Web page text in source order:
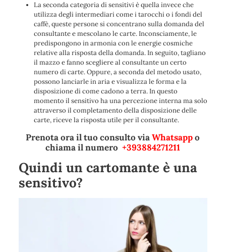
La seconda categoria di sensitivi è quella invece che
utilizza degli intermediari come i tarocchi o i fondi del
caffè, queste persone si concentrano sulla domanda del
consultante e mescolano le carte. Inconsciamente, le
predispongono in armonia con le energie cosmiche
relative alla risposta della domanda. In seguito, tagliano
il mazzo e fanno scegliere al consultante un certo
numero di carte. Oppure, a seconda del metodo usato,
possono lanciarle in aria e visualizza le forma e la
disposizione di come cadono a terra. In questo
momento il sensitivo ha una percezione interna ma solo
attraverso il completamento della disposizione delle
carte, riceve la risposta utile per il consultante.
Prenota ora il tuo consulto viaWhatsappo
chiama il numero+393884271211
Quindi un cartomante è una
sensitivo?